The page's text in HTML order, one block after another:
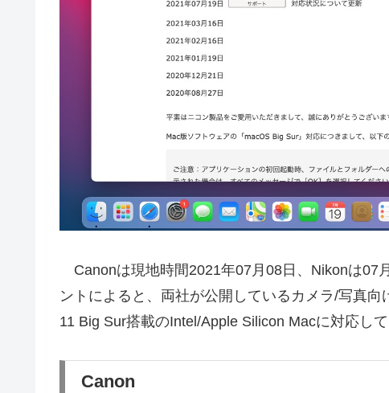
Canonは現地時間2021年07月08日、Nikonは07
ントによると、両社が公開しているカメラ/写真
11 Big Sur搭載のIntel/Apple Silicon Macに対応し
Canon